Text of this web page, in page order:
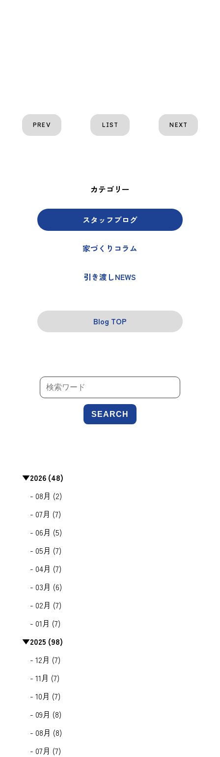
PREV LIST NEXT
カテゴリー
スタッフブログ
家づくりコラム
引き渡しNEWS
Blog TOP
SEARCH
▼2026 (48)
- 08月 (2)
- 07月 (7)
- 06月 (5)
- 05月 (7)
- 04月 (7)
- 03月 (6)
- 02月 (7)
- 01月 (7)
▼2025 (98)
- 12月 (7)
- 11月 (7)
- 10月 (7)
- 09月 (8)
- 08月 (8)
- 07月 (7)